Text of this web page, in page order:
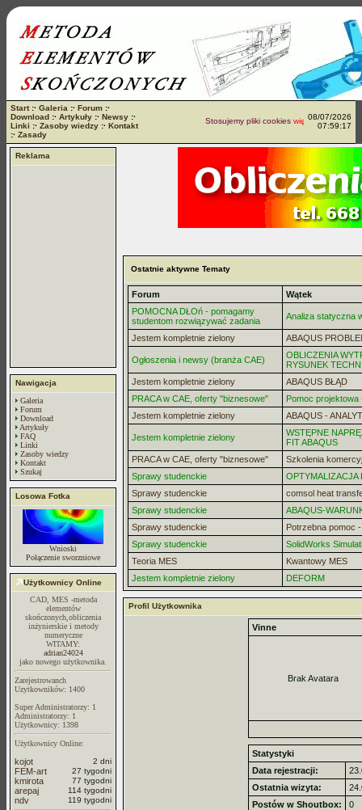
Start:· Galeria :· Forum :·
Download :· Artykuły :· Newsy :·
Linki :· Zasoby wiedzy :· Kontakt
:· Zasady
Stosujemy pliki cookieswięcej...08/07/2026
07:59:17
Reklama
Nawigacja
Galeria
Forum
Download
Artykuły
FAQ
Linki
Zasoby wiedzy
Kontakt
Szukaj
Losowa Fotka
Wnioski
Połączenie sworzniowe
Użytkownicy Online
CAD, MES -metoda
elementów
skończonych,obliczenia
inżynierskie i metody
numeryczne
WITAMY:
adrian24024
jako nowego użytkownika.
Zarejestrowanch
Uzytkowników: 1400
Super Administratorzy: 1
Administratorzy: 1
Użytkownicy: 1398
Użytkownicy Online:
kojot 2 dni
FEM-art 27 tygodni
kmirota 77 tygodni
arepaj 114 tygodni
ndv 119 tygodni
Ostatnie aktywne Tematy
Forum
Wątek
POMOCNA DŁOń - pomagamy
studentom rozwiązywać zadania
Analiza statyczna
Jestem kompletnie zielony ABAQUS
Ogłoszenia i newsy (branża CAE)
OBLICZENIA
RYSUNEK
Jestem kompletnie zielony
ABAQUS BŁĄD
PRACA w CAE, oferty "biznesowe"
Pomoc projektowa
Jestem kompletnie zielony
ABAQUS -
Jestem kompletnie zielony
WSTĘPNE
FIT ABAQUS
PRACA w CAE, oferty "biznesowe"
Szkolenia
Sprawy studenckie
OPTYMALIZACJA
Sprawy studenckie
comsol heat
Sprawy studenckie
ABAQUS-
Sprawy studenckie
Potrzebna pomoc
Sprawy studenckie
SolidWorks
Teoria MES
Kwantowy MES
Jestem kompletnie zielony
DEFORM
Profil Użytkownika
Vinne
Brak Avatara
Statystyki
Data rejestracji:
Ostatnia wizyta:
Postów w Shoutbox:
0